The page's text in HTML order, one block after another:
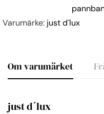
Varumärke: just d´lux
Om varumärket
just d´lux